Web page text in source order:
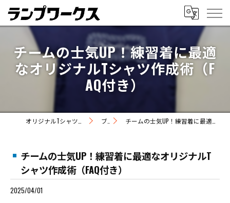
チームの士気UP！練習着に最適
なオリジナルTシャツ作成術（F
AQ付き）
ブログ チームの士気UP！練習着に最適なオリジナルTシャツ作成術（FAQ付き）
チームの士気UP！練習着に最適なオリジナルT
シャツ作成術（FAQ付き）
2025/04/01